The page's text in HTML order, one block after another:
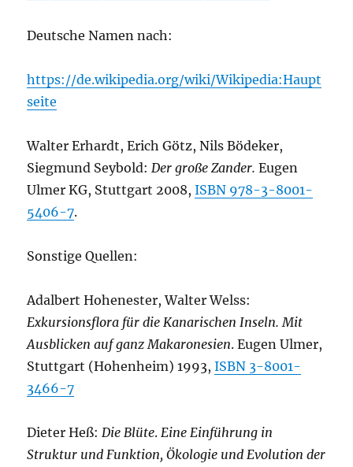
Deutsche Namen nach:
https://de.wikipedia.org/wiki/Wikipedia:Haupt
seite
Walter Erhardt, Erich Götz, Nils Bödeker,
Siegmund Seybold: Der große Zander. Eugen
Ulmer KG, Stuttgart 2008,ISBN 978-3-8001-
5406-7.
Sonstige Quellen:
Adalbert Hohenester, Walter Welss:
Exkursionsflora für die Kanarischen Inseln. Mit
Ausblicken auf ganz Makaronesien. Eugen Ulmer,
Stuttgart (Hohenheim) 1993,ISBN 3-8001-
3466-7
Dieter Heß: Die Blüte. Eine Einführung in
Struktur und Funktion, Ökologie und Evolution der